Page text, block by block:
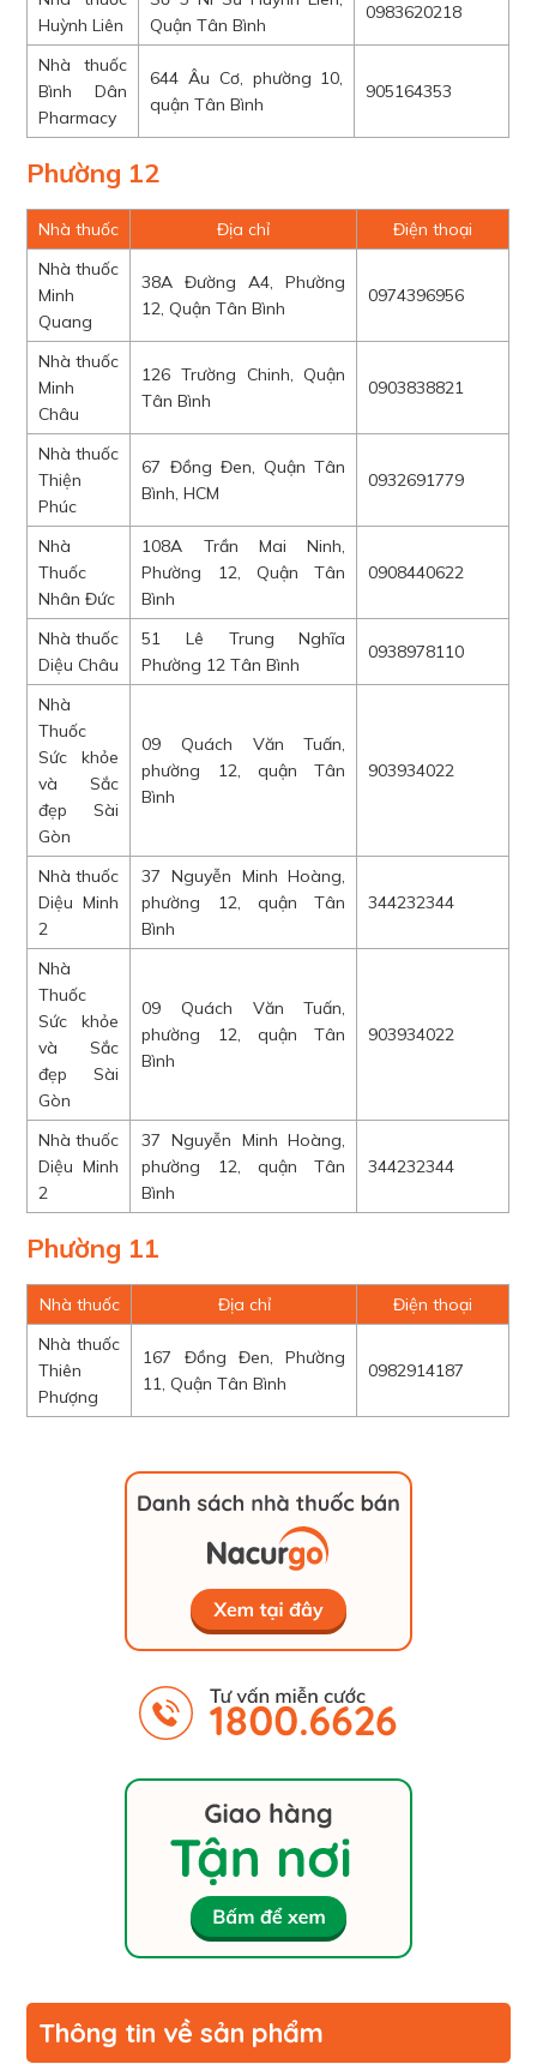
Huỳnh Liên
Quận Tân Bình
0983620218
Nhà thuốc
Bình Dân
Pharmacy
644 Âu Cơ, phường 10,
quận Tân Bình
905164353
Phường 12
Nhà thuốc Địa chỉ
Điện thoại
Nhà thuốc
Minh
Quang
38A Đường A4, Phường
12, Quận Tân Bình
0974396956
Nhà thuốc
Minh
Châu
126 Trường Chinh, Quận
Tân Bình
0903838821
Nhà thuốc
Thiện
Phúc
67 Đồng Đen, Quận Tân
Bình, HCM
0932691779
Nhà
Thuốc
Nhân Đức
108A Trần Mai Ninh,
Phường 12, Quận Tân
Bình
0908440622
Nhà thuốc
Diệu Châu
51 Lê Trung Nghĩa
Phường 12 Tân Bình
0938978110
Nhà
Thuốc
Sức khỏe
và Sắc
đẹp Sài
Gòn
09 Quách Văn Tuấn,
phường 12, quận Tân
Bình
903934022
Nhà thuốc
Diệu Minh
2
37 Nguyễn Minh Hoàng,
phường 12, quận Tân
Bình
344232344
Nhà
Thuốc
Sức khỏe
và Sắc
đẹp Sài
Gòn
09 Quách Văn Tuấn,
phường 12, quận Tân
Bình
903934022
Nhà thuốc
Diệu Minh
2
37 Nguyễn Minh Hoàng,
phường 12, quận Tân
Bình
344232344
Phường 11
Nhà thuốc Địa chỉ
Điện thoại
Nhà thuốc
Thiên
Phượng
167 Đồng Đen, Phường
11, Quận Tân Bình
0982914187
Thông tin về sản phẩm